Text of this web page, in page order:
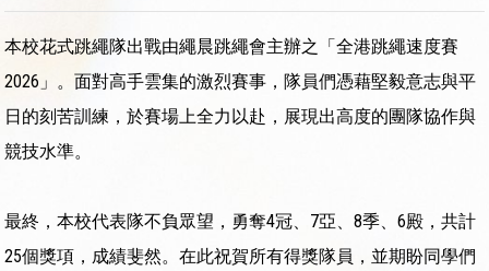
本校花式跳繩隊出戰由繩晨跳繩會主辦之「全港跳繩速度賽
2026」。面對高手雲集的激烈賽事，隊員們憑藉堅毅意志與平
日的刻苦訓練，於賽場上全力以赴，展現出高度的團隊協作與
競技水準。
最終，本校代表隊不負眾望，勇奪4冠、7亞、8季、6殿，共計
25個獎項，成績斐然。在此祝賀所有得獎隊員，並期盼同學們